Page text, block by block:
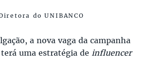
do UNIBANCO
a nova vaga da campanha
terá uma estratégia de influencer